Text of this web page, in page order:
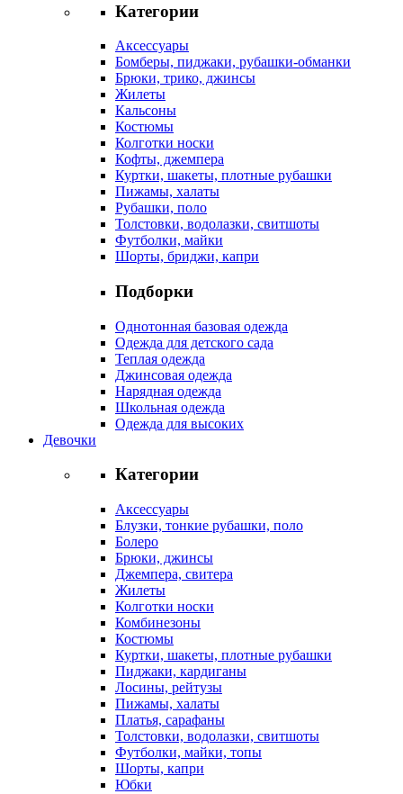
Категории
Аксессуары
Бомберы, пиджаки, рубашки-обманки
Брюки, трико, джинсы
Жилеты
Кальсоны
Костюмы
Колготки носки
Кофты, джемпера
Куртки, шакеты, плотные рубашки
Пижамы, халаты
Рубашки, поло
Толстовки, водолазки, свитшоты
Футболки, майки
Шорты, бриджи, капри
Подборки
Однотонная базовая одежда
Одежда для детского сада
Теплая одежда
Джинсовая одежда
Нарядная одежда
Школьная одежда
Одежда для высоких
Девочки
Категории
Аксессуары
Блузки, тонкие рубашки, поло
Болеро
Брюки, джинсы
Джемпера, свитера
Жилеты
Колготки носки
Комбинезоны
Костюмы
Куртки, шакеты, плотные рубашки
Пиджаки, кардиганы
Лосины, рейтузы
Пижамы, халаты
Платья, сарафаны
Толстовки, водолазки, свитшоты
Футболки, майки, топы
Шорты, капри
Юбки